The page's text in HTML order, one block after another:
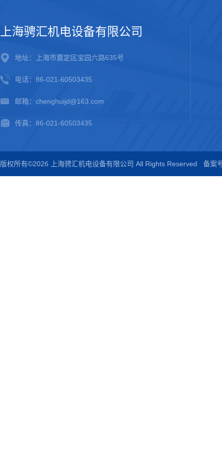
上海骋汇机电设备有限公司
地址：上海市嘉定区宝园六路635号
电话：86-021-60503435
邮箱：chenghuijd@163.com
传真：86-021-60503435
版权所有©2026 上海骋汇机电设备有限公司 All Rights Reserved 备案